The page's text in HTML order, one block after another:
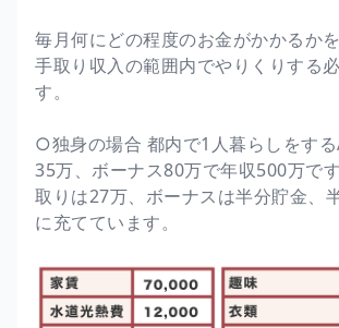
毎月何にどの程度のお金がかかるか
手取り収入の範囲内でやりくりする
す。
○独身の場合 都内で1人暮らしをす
35万、ボーナス80万で年収500万で
取りは27万、ボーナスは半分貯金、
に充てています。